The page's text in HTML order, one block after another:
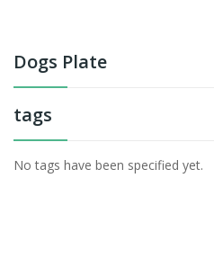
Dogs Plate
tags
No tags have been specified yet.